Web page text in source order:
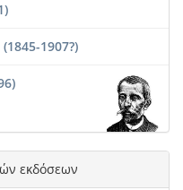
1907?)
1899)εκδόσεων